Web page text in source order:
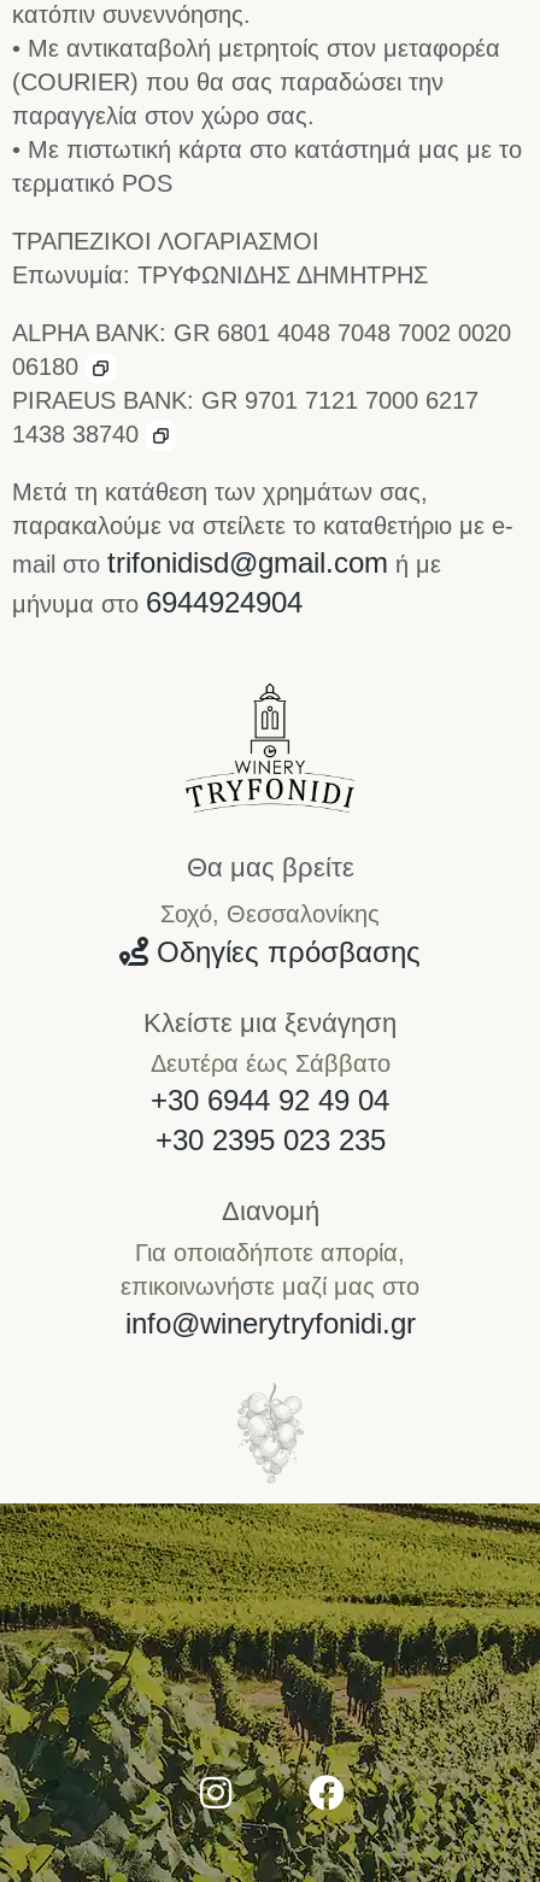
κατόπιν συνεννόησης.
• Με αντικαταβολή μετρητοίς στον μεταφορέα
(COURIER) που θα σας παραδώσει την
παραγγελία στον χώρο σας.
• Με πιστωτική κάρτα στο κατάστημά μας με το
τερματικό POS
ΤΡΑΠΕΖΙΚΟΙ ΛΟΓΑΡΙΑΣΜΟΙ
Επωνυμία: ΤΡΥΦΩΝΙΔΗΣ ΔΗΜΗΤΡΗΣ
ALPHA BANK: GR 6801 4048 7048 7002 0020
06180
PIRAEUS BANK: GR 9701 7121 7000 6217
1438 38740
Μετά τη κατάθεση των χρημάτων σας,
παρακαλούμε να στείλετε το καταθετήριο με e-
mail στο trifonidisd@gmail.com ή με
μήνυμα στο 6944924904
Θα μας βρείτε
Σοχό, Θεσσαλονίκης
Οδηγίες πρόσβασης
Κλείστε μια ξενάγηση
Δευτέρα έως Σάββατο
+30 6944 92 49 04
+30 2395 023 235
Διανομή
Για οποιαδήποτε απορία,
επικοινωνήστε μαζί μας στο
info@winerytryfonidi.gr